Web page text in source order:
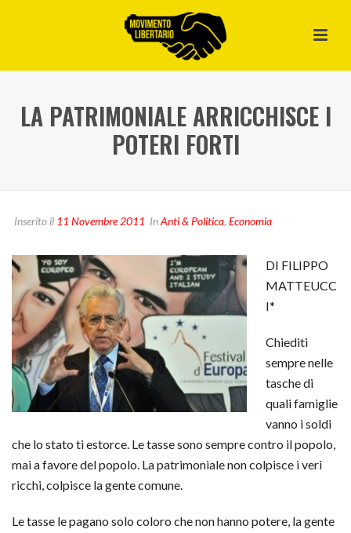
LA PATRIMONIALE ARRICCHISCE I
POTERI FORTI
Inserito il 11 Novembre 2011 InAnti & Politica, Economia
DI FILIPPO
MATTEUCC
I*
Chiediti
sempre nelle
tasche di
quali famiglie
vanno i soldi
che lo stato ti estorce. Le tasse sono sempre contro il popolo,
mai a favore del popolo. La patrimoniale non colpisce i veri
ricchi, colpisce la gente comune.
Le tasse le pagano solo coloro che non hanno potere, la gente